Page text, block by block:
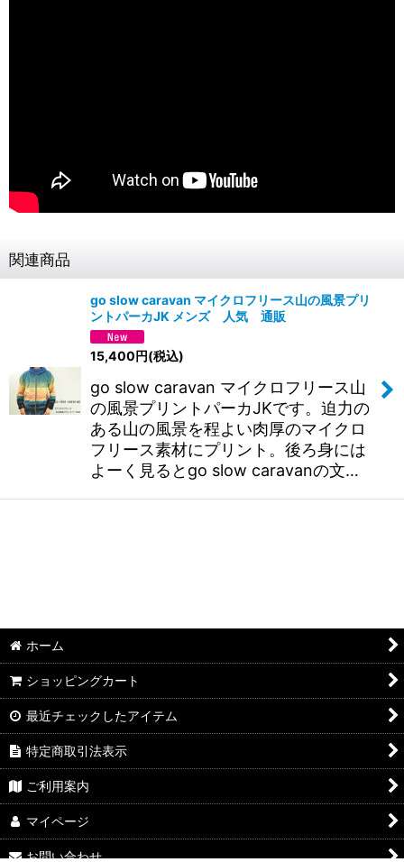
関連商品
go slow caravan マイクロフリース山の風景プリ
ントパーカJK メンズ 人気 通販
15,400円(税込)
go slow caravan マイクロフリース山
の風景プリントパーカJKです。迫力の
ある山の風景を程よい肉厚のマイクロ
フリース素材にプリント。後ろ身には
よーく見るとgo slow caravanの文…
ホーム
ショッピングカート
最近チェックしたアイテム
特定商取引法表示
ご利用案内
マイページ
お問い合わせ